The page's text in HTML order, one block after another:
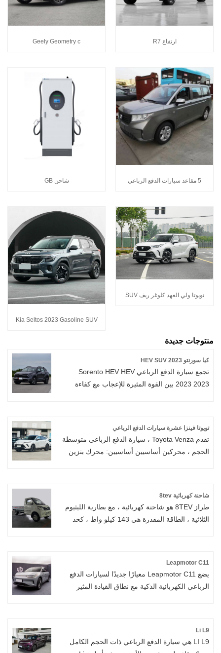
ارتفاع R7 Geely Geometry c
5 مقاعد سيارات الدفع الرباعي شاحن GB
تويوتا ولي العهد كلوغر ريف SUV
Kia Seltos 2023 Gasoline SUV
منتوجات جديدة
كيا سورنتو 2023 HEV SUV
تجمع سيارة الدفع الرباعي Sorento HEV HEV
2023 2023 بين القوة المثيرة للإعجاب مع كفاءة
تويوتا فينزا عشرة سيارات الدفع الرباعي
تقدم Toyota Venza ، سيارة الدفع الرباعي متوسطة
الحجم ، محركين أساسيين أساسيين: محرك بنزين
على نظام AWD الذكي من Toyot ، مما يعزز الأداء
على الطرق الوعرة على التضاريس غير المعبدة.
شاحنة كهربائية 8tev
طراز 8TEV هو شاحنة كهربائية ، مع بطارية الليثيوم
الثلاثية ، الطاقة المقدرة هي 143 كيلو واط ، كحد
Leapmotor C11
يضع Leapmotor C11 معيارًا جديدًا لسيارات الدفع
الرباعي الكهربائية الذكية مع نطاق القيادة المثير
Li L9
LI L9 هي سيارة الدفع الرباعي ذات الحجم الكامل